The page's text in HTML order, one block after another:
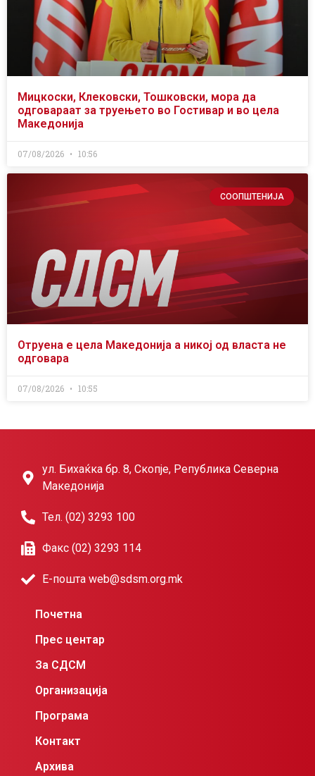
Мицкоски, Клековски, Тошковски, мора да
одговараат за труењето во Гостивар и во цела
Македонија
07/08/2026 10:56
СООПШТЕНИЈА
Отруена е цела Македонија а никој од власта не
одговара
07/08/2026 10:55
ул. Бихаќка бр. 8, Скопје, Република Северна
Македонија
Тел. (02) 3293 100
Факс (02) 3293 114
Е-пошта web@sdsm.org.mk
Почетна
Прес центар
За СДСМ
Организација
Програма
Контакт
Архива